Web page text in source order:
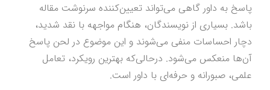
پاسخ به داور گاهی می‌تواند تعیین‌کننده سرنوشت مقاله
باشد. بسیاری از نویسندگان، هنگام مواجهه با نقد شدید،
دچار احساسات منفی می‌شوند و این موضوع در لحن پاسخ
آن‌ها منعکس می‌شود. درحالی‌که بهترین رویکرد، تعامل
علمی، صبورانه و حرفه‌ای با داور است.